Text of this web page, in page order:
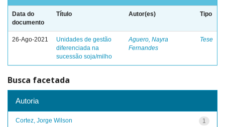
Data do
documento
Título Autor(es) Tipo
26-Ago-2021
Unidades de gestão
diferenciada na
sucessão soja/milho
Aguero, Nayra
Fernandes
Tese
Busca facetada
Autoria
1
Cortez, Jorge Wilson